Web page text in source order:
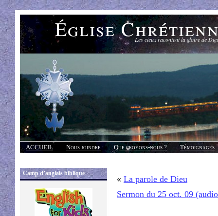
Église Les cieux racontent la gloire de
ACCUEIL Nous joindre Que croyons-nous ?
Témoignages
Réponses
Camp d’anglais biblique
« La parole de Dieu
Sermon du 25 oct. 09